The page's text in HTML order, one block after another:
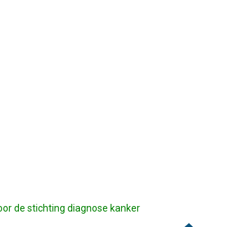
de stichting diagnose kanker